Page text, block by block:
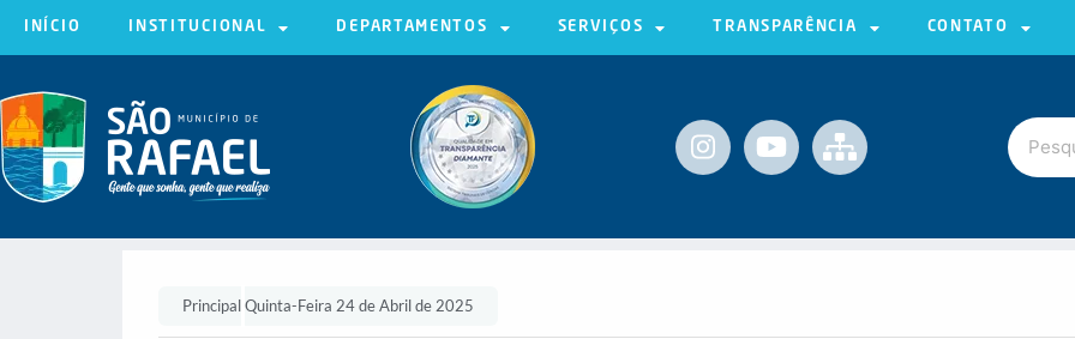
INÍCIO INSTITUCIONAL DEPARTAMENTOS SERVIÇOS TRANSPARÊNCIA CONTATO
PrincipalQuinta-Feira 24 de Abril de 2025